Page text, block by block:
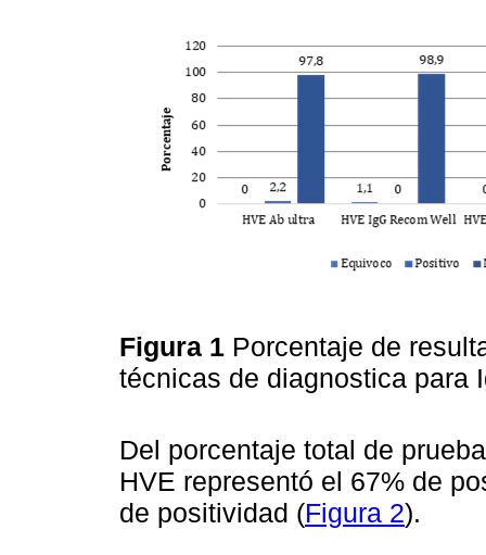
Figura 1 Porcentaje de
técnicas de diagnostica para
Del porcentaje total de
HVE representó el 67% de
de positividad (Figura 2).